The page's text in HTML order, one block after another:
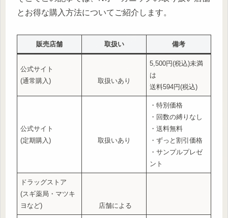
とお得な購入方法についてご紹介します。
販売店舗 取扱い 備考
公式サイト
(通常購入)
取扱いあり
5,500円(税込)未満
は
送料594円(税込)
公式サイト
(定期購入)
取扱いあり
・特別価格
・回数の縛りなし
・送料無料
・ずっと割引価格
・サンプルプレゼ
ント
ドラッグストア
(スギ薬局・マツキ
ヨなど)
店舗による